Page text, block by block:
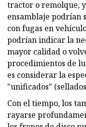
tractor o remolque,
ensamblaje podrían
con fugas en
podrían indicar la
mayor calidad o
procedimientos de
es considerar la
"unificados"
Con el tiempo, los
rayarse